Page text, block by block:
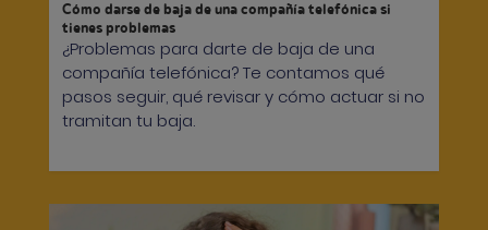
Cómo darse de baja de una compañía telefónica si
tienes problemas
¿Problemas para darte de baja de una
compañía telefónica? Te contamos qué
pasos seguir, qué revisar y cómo actuar si no
tramitan tu baja.